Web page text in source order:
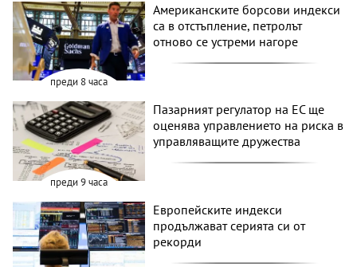
преди 8 часа
Американските борсови индекси
са в отстъпление, петролът
отново се устреми нагоре
преди 9 часа
Пазарният регулатор на ЕС ще
оценява управлението на риска в
управляващите дружества
Европейските индекси
продължават серията си от
рекорди